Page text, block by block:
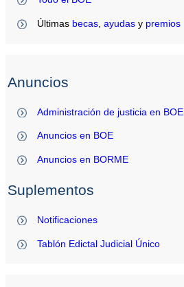
Últimas becas ,ayudas y premios
Anuncios
Administración de justicia en BOE
Anuncios en BOE
Anuncios en BORME
Suplementos
Notificaciones
Tablón Edictal Judicial Único